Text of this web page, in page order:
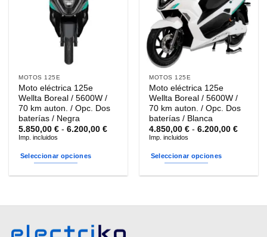
MOTOS 125E
Moto eléctrica 125e
Wellta Boreal / 5600W /
70 km auton. / Opc. Dos
baterías / Negra
5.850,00€ - 6.200,00€Rango
6.200,00 €
Imp. incluidos
Seleccionar opciones
múltiples
Las
MOTOS 125E
Moto eléctrica 125e
Wellta Boreal / 5600W /
70 km auton. / Opc. Dos
baterías / Blanca
4.850,00€ - 6.200,00€Rango
Imp. incluidos
Seleccionar opciones
múltiples